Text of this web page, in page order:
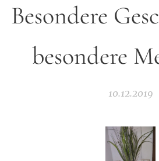
Besondere
besondere
10.12.2019